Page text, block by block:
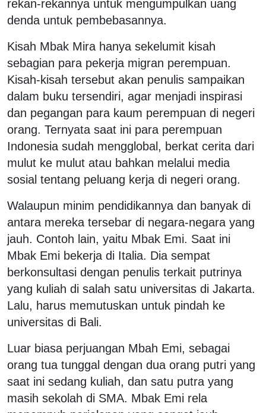
rekan-rekannya untuk mengumpulkan uang
denda untuk pembebasannya.
Kisah Mbak Mira hanya sekelumit kisah
sebagian para pekerja migran perempuan.
Kisah-kisah tersebut akan penulis sampaikan
dalam buku tersendiri, agar menjadi inspirasi
dan pegangan para kaum perempuan di negeri
orang. Ternyata saat ini para perempuan
Indonesia sudah mengglobal, berkat cerita dari
mulut ke mulut atau bahkan melalui media
sosial tentang peluang kerja di negeri orang.
Walaupun minim pendidikannya dan banyak di
antara mereka tersebar di negara-negara yang
jauh. Contoh lain, yaitu Mbak Emi. Saat ini
Mbak Emi bekerja di Italia. Dia sempat
berkonsultasi dengan penulis terkait putrinya
yang kuliah di salah satu universitas di Jakarta.
Lalu, harus memutuskan untuk pindah ke
universitas di Bali.
Luar biasa perjuangan Mbah Emi, sebagai
orang tua tunggal dengan dua orang putri yang
saat ini sedang kuliah, dan satu putra yang
masih sekolah di SMA. Mbak Emi rela